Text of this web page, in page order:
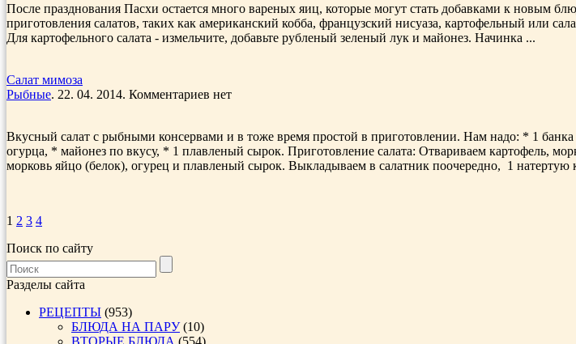
После празднования Пасхи остается много вареных яиц, которые могут стать добавками к новым
приготовления сала­тов, таких как американский кобба, французский нисуаза, картофельный или
Для картофельного салата - измельчите, добавьте рубле­ный зеленый лук и майонез. Начинка ...
Салат мимоза
Рыбные. 22. 04. 2014. Комментариев нет
Вкусный салат с рыбными консервами и в тоже время простой в приготовлении. Нам надо: * 1
огурца, * майонез по вкусу, * 1 плавленый сырок. Приготовление салата: Отвариваем картофель,
морковь яйцо (белок), огурец и плавленый сырок. Выкладываем в салатник поочередно, 1 натертую
1 2 3 4
Поиск по сайту
Разделы сайта
РЕЦЕПТЫ (953)
БЛЮДА НА ПАРУ(10)
ВТОРЫЕ БЛЮДА (554)